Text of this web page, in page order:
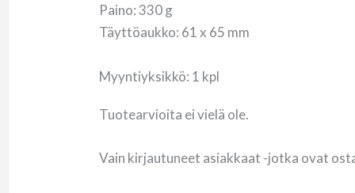
Paino: 330 g
Täyttöaukko: 61 x 65 mm
Myyntiyksikkö: 1 kpl
Tuotearvioita ei vielä ole.
Vain kirjautuneet asiakkaat -jotka ovat